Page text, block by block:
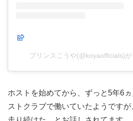
プリンスこうや(@koyaofficials)
ホストを始めてから、ずっと5年6
ストクラブで働いていたようです